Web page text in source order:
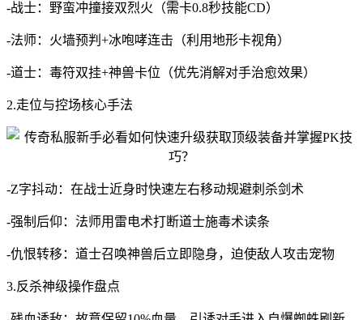
-战士：野蛮冲撞接双烈火（需卡0.8秒技能CD）
-法师：火墙预判+冰咆哮连击（利用地形卡视角）
-道士：毒符双挂+神兽卡位（优先消解对手治愈效果）
2.走位与控场核心手法
-Z字抖动：在战士近身时快速左右移动规避刺杀剑术
-强制后仰：法师用雷电术打断道士施毒术读条
-仇恨转移：道士召唤神兽后立即隐身，迫使敌人攻击宠物
3.反杀神级操作盘点